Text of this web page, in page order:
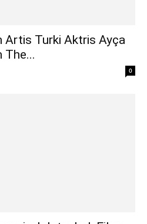
Artis Turki Aktris Ayça
The...
0